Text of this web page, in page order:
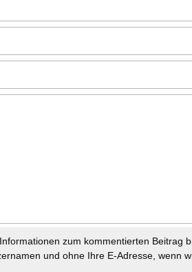
zum kommentierten Beitrag
und ohne Ihre E-Adresse, wenn